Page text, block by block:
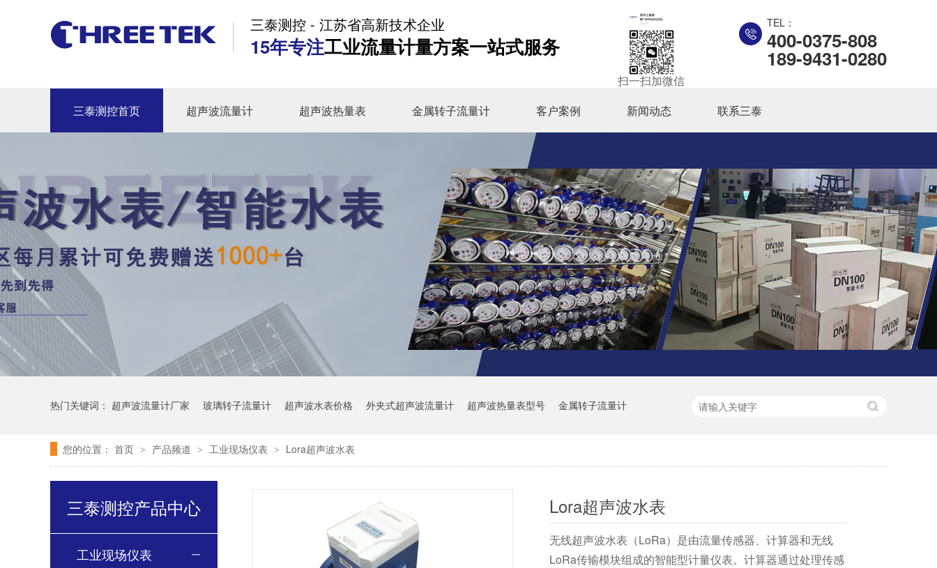
三泰测控 - 江苏省高新技术企业
15年专注工业流量计量方案一站式服务
扫一扫加微信
TEL：
400-0375-808
189-9431-0280
三泰测控首页 超声波流量计 超声波热量表 金属转子流量计 客户案例 新闻动态 联系三泰
热门关键词： 超声波流量计厂家 玻璃转子流量计 超声波水表价格 外夹式超声波流量计 超声波热量表型号 金属转子流量计
您的位置： 首页 > 产品频道 > 工业现场仪表 > Lora超声波水表
Lora超声波水表
无线超声波水表（LoRa）是由流量传感器、计算器和无线
LoRa传输模块组成的智能型计量仪表。计算器通过处理传感
三泰测控产品中心
工业现场仪表